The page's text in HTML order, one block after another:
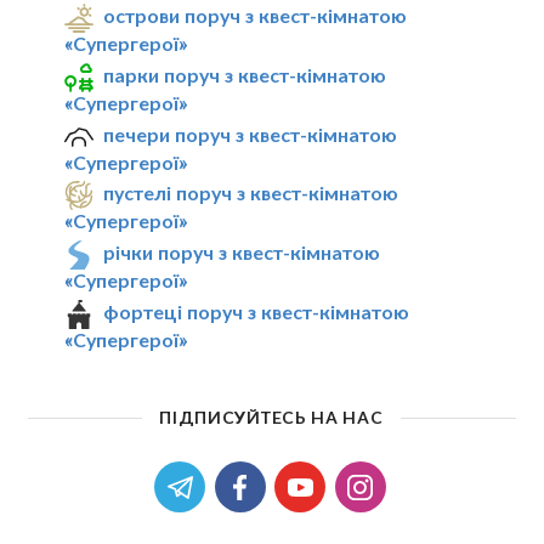
острови поруч з квест-кімнатою
«Супергерої»
парки поруч з квест-кімнатою
«Супергерої»
печери поруч з квест-кімнатою
«Супергерої»
пустелі поруч з квест-кімнатою
«Супергерої»
річки поруч з квест-кімнатою
«Супергерої»
фортеці поруч з квест-кімнатою
«Супергерої»
ПІДПИСУЙТЕСЬ НА НАС